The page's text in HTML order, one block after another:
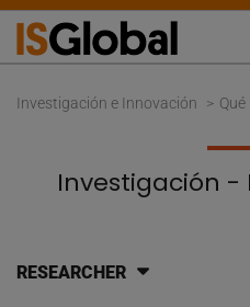
Investigación e Innovación
Investigación -
RESEARCHER